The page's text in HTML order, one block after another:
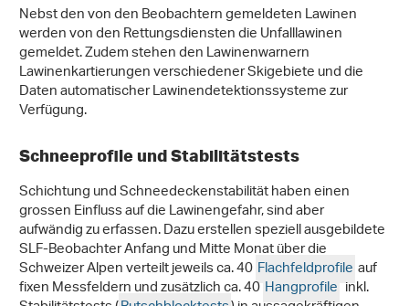
Nebst den von den Beobachtern gemeldeten Lawinen
werden von den Rettungsdiensten die Unfalllawinen
gemeldet. Zudem stehen den Lawinenwarnern
Lawinenkartierungen verschiedener Skigebiete und die
Daten automatischer Lawinendetektionssysteme zur
Verfügung.
Schneeprofile und Stabilitätstests
Schichtung und Schneedeckenstabilität haben einen
grossen Einfluss auf die Lawinengefahr, sind aber
aufwändig zu erfassen. Dazu erstellen speziell ausgebildete
SLF-Beobachter Anfang und Mitte Monat über die
Schweizer Alpen verteilt jeweils ca. 40Flachfeldprofileauf
fixen Messfeldern und zusätzlich ca. 40Hangprofile inkl.